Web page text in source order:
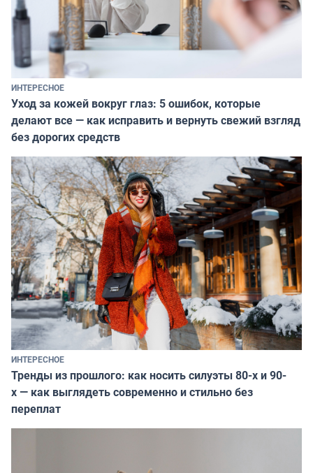
ИНТЕРЕСНОЕ
Уход за кожей вокруг глаз: 5 ошибок, которые
делают все — как исправить и вернуть свежий взгляд
без дорогих средств
ИНТЕРЕСНОЕ
Тренды из прошлого: как носить силуэты 80-х и 90-
х — как выглядеть современно и стильно без
переплат